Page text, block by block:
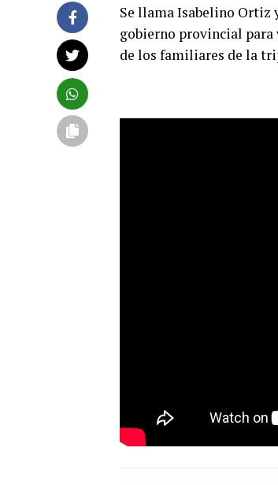
Se llama Isabelino Ortiz
gobierno provincial para
de los familiares de la